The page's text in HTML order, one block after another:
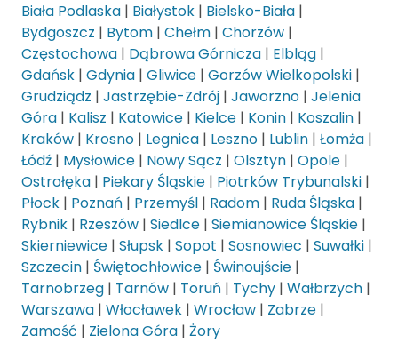
Biała Podlaska | Białystok | Bielsko-Biała |
Bydgoszcz | Bytom | Chełm | Chorzów |
Częstochowa | Dąbrowa Górnicza | Elbląg |
Gdańsk | Gdynia | Gliwice | Gorzów Wielkopolski |
Grudziądz | Jastrzębie-Zdrój | Jaworzno | Jelenia
Góra | Kalisz | Katowice | Kielce | Konin | Koszalin |
Kraków | Krosno | Legnica | Leszno | Lublin | Łomża |
Łódź | Mysłowice | Nowy Sącz | Olsztyn | Opole |
Ostrołęka | Piekary Śląskie | Piotrków Trybunalski |
Płock | Poznań | Przemyśl | Radom | Ruda Śląska |
Rybnik | Rzeszów | Siedlce | Siemianowice Śląskie |
Skierniewice | Słupsk | Sopot | Sosnowiec | Suwałki |
Szczecin | Świętochłowice | Świnoujście |
Tarnobrzeg | Tarnów | Toruń | Tychy | Wałbrzych |
Warszawa | Włocławek | Wrocław | Zabrze |
Zamość | Zielona Góra | Żory